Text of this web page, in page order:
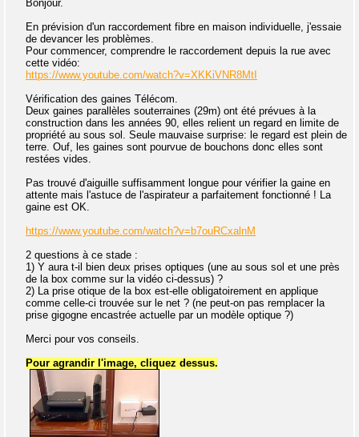
Bonjour.
En prévision d'un raccordement fibre en maison individuelle, j'essaie
de devancer les problèmes.
Pour commencer, comprendre le raccordement depuis la rue avec
cette vidéo:
https://www.youtube.com/watch?v=XKKiVNR8MtI
Vérification des gaines Télécom.
Deux gaines parallèles souterraines (29m) ont été prévues à la
construction dans les années 90, elles relient un regard en limite de
propriété au sous sol. Seule mauvaise surprise: le regard est plein de
terre. Ouf, les gaines sont pourvue de bouchons donc elles sont
restées vides.
Pas trouvé d'aiguille suffisamment longue pour vérifier la gaine en
attente mais l'astuce de l'aspirateur a parfaitement fonctionné ! La
gaine est OK.
https://www.youtube.com/watch?v=b7ouRCxalnM
2 questions à ce stade :
1) Y aura t-il bien deux prises optiques (une au sous sol et une près
de la box comme sur la vidéo ci-dessus) ?
2) La prise otique de la box est-elle obligatoirement en applique
comme celle-ci trouvée sur le net ? (ne peut-on pas remplacer la
prise gigogne encastrée actuelle par un modèle optique ?)
Merci pour vos conseils.
Pour agrandir l'image, cliquez dessus.